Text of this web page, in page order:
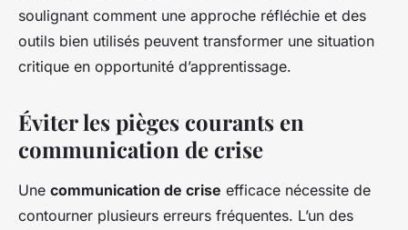
soulignant comment une approche réfléchie et des
outils bien utilisés peuvent transformer une situation
critique en opportunité d’apprentissage.
Éviter les pièges courants en
communication de crise
Une communication de crise efficace nécessite de
contourner plusieurs erreurs fréquentes. L’un des